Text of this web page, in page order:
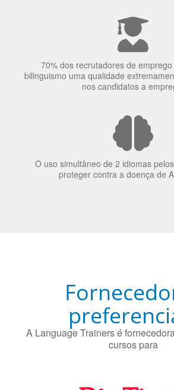
70% dos recrutadores de
bilinguismo uma qualidade
nos candidatos a
O uso simultâneo de 2 idiomas
proteger contra a doença de
A Language Trainers é
cursos para